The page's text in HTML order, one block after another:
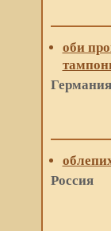
оби
Германия
Россия